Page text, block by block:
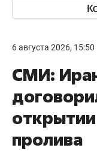
6 августа 2026, 15:50
СМИ:
пролива